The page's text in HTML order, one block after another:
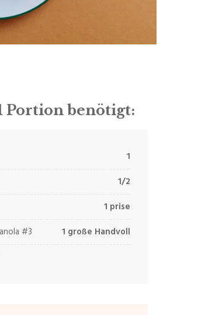
Portion benötigt:
1
1/2
1 prise
#3 1 große Handvoll